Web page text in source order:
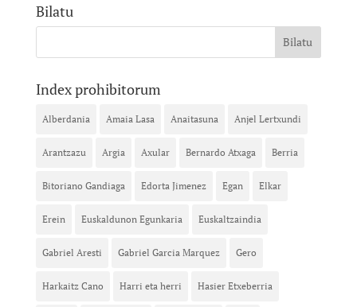
Bilatu
Index prohibitorum
Alberdania Amaia Lasa Anaitasuna Anjel Lertxundi
Arantzazu Argia Axular Bernardo Atxaga Berria
Bitoriano Gandiaga Edorta Jimenez Egan Elkar
Erein Euskaldunon Egunkaria Euskaltzaindia
Gabriel Aresti Gabriel Garcia Marquez Gero
Harkaitz Cano Harri eta herri Hasier Etxeberria